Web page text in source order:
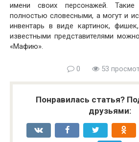
имени своих персонажей.
полностью словесными, а могут и
инвентарь в виде картинок,
известными представителями
«Мафию».
0 53
Понравилась статья?
друзьями: